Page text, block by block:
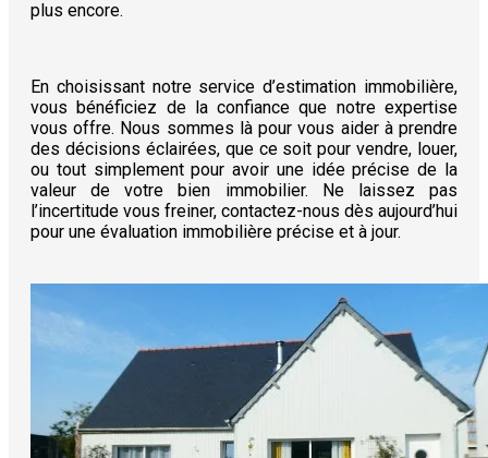
plus encore.
En choisissant notre service d’estimation immobilière,
vous bénéficiez de la confiance que notre expertise
vous offre. Nous sommes là pour vous aider à prendre
des décisions éclairées, que ce soit pour vendre, louer,
ou tout simplement pour avoir une idée précise de la
valeur de votre bien immobilier. Ne laissez pas
l’incertitude vous freiner, contactez-nous dès aujourd’hui
pour une évaluation immobilière précise et à jour.